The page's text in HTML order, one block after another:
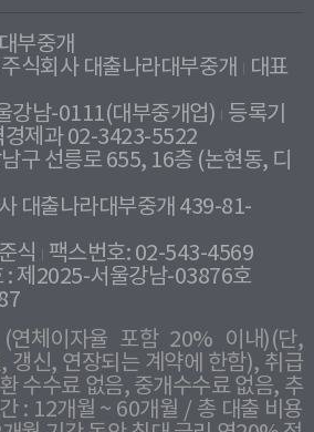
부중개
식회사 대출나라대부중개
대표
강남-0111(대부중개업) 등록기
경제과 02-3423-5522
구 선릉로 655, 16층 (논현동, 디
대출나라대부중개 439-81-
식
팩스번호: 02-543-4569
: 제2025-서울강남-03876호
체이자율 포함 20% 이내)(단,
갱신, 연장되는 계약에 한함), 취급
수수료 없음, 중개수수료 없음, 추
: 12개월 ~ 60개월 / 총 대출 비용